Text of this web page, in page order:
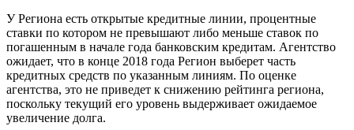
У Региона есть открытые кредитные линии, процентные
ставки по котором не превышают либо меньше ставок по
погашенным в начале года банковским кредитам. Агентство
ожидает, что в конце 2018 года Регион выберет часть
кредитных средств по указанным линиям. По оценке
агентства, это не приведет к снижению рейтинга региона,
поскольку текущий его уровень выдерживает ожидаемое
увеличение долга.